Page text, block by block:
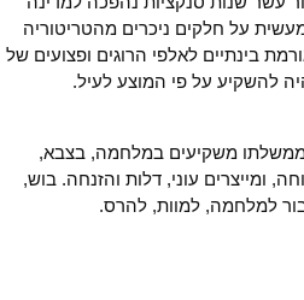
על חלקים ניכרים מהטריטוריה
בינתיים לאלפי הרוגים ופצועים של
להשקיע על פי המוצע לעיל.
משקיעים במלחמה, בצבא,
ומייצרים עוני, דלות והזנחה. בוש,
למלחמה, למוות, להרס.